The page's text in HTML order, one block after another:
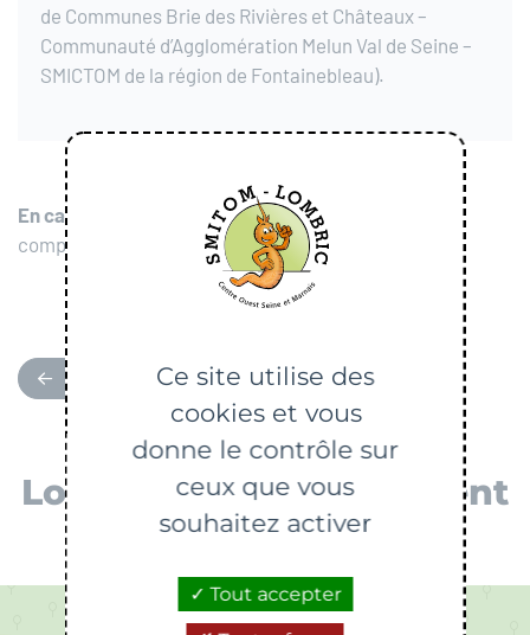
de Communes Brie des Rivières et Châteaux –
Communauté d’Agglomération Melun Val de Seine –
SMICTOM de la région de Fontainebleau).
En cas de problème de connexion:
compostage@lombric.com
Localiser mon évènement
Ce site utilise des
cookies et vous
donne le contrôle sur
ceux que vous
souhaitez activer
Tout accepter